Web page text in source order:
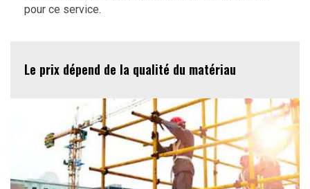
pour ce service.
Le prix dépend de la qualité du matériau